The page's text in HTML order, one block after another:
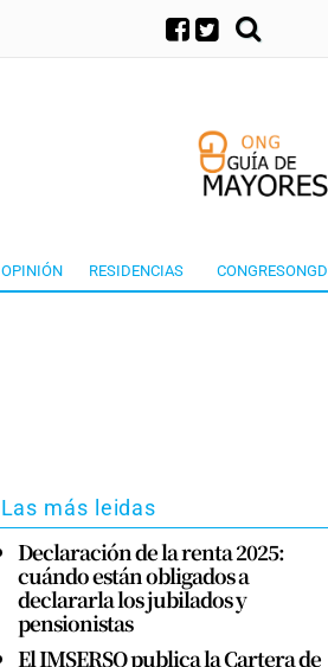
OPINIÓN RESIDENCIAS CONGRESONGD
Las más leidas
Declaración de la renta 2025:
cuándo están obligados a
declararla los jubilados y
pensionistas
El IMSERSO publica la Cartera de